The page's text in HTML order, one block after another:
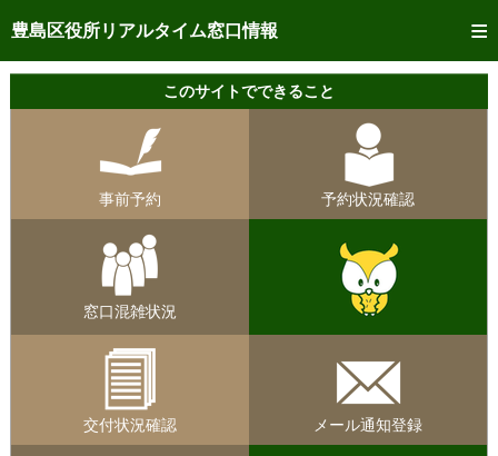
豊島区役所リアルタイム窓口情報
トップページへ
ご利用方法
予約状況確認
リアルタイム
混雑予想カレンダー
このサイトでできること
事前予約 予約状況確認
窓口混雑状況
交付状況確認 メール通知登録